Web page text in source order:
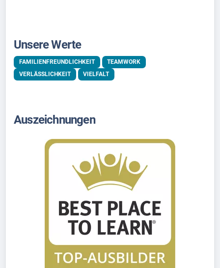
Unsere Werte
FAMILIENFREUNDLICHKEIT
TEAMWORK
VERLÄSSLICHKEIT
VIELFALT
Auszeichnungen